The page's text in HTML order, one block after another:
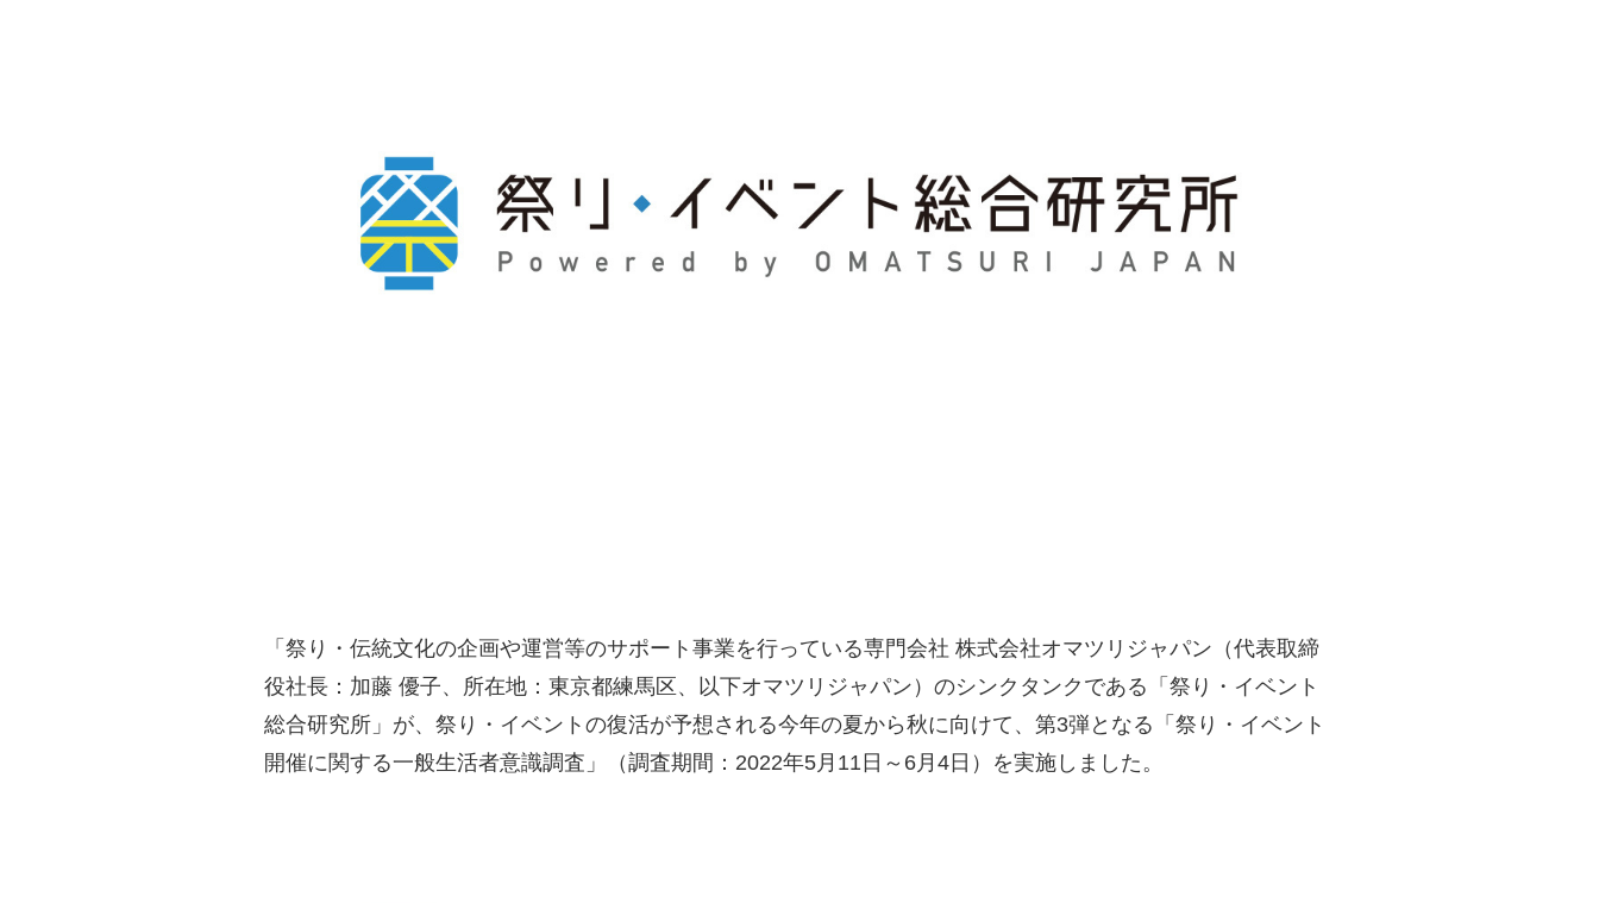
「祭り・伝統文化の企画や運営等のサポート事業を行っている専門会社 株式会社オマツリジャパン（代表取締
役社長：加藤 優子、所在地：東京都練馬区、以下オマツリジャパン）のシンクタンクである「祭り・イベント
総合研究所」が、祭り・イベントの復活が予想される今年の夏から秋に向けて、第3弾となる「祭り・イベント
開催に関する一般生活者意識調査」（調査期間：2022年5月11日～6月4日）を実施しました。